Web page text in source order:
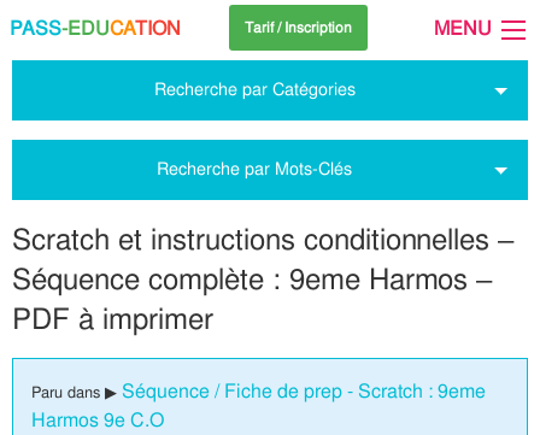
PASS-EDUCATION Tarif / Inscription MENU
Recherche par Catégories
Recherche par Mots-Clés
Scratch et instructions conditionnelles –
Séquence complète : 9eme Harmos –
PDF à imprimer
Paru dans ▶ Séquence / Fiche de prep - Scratch : 9eme
Harmos 9e C.O